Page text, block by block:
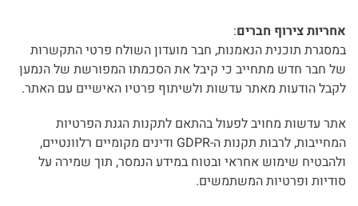
אחריות צירוף חברים:
במסגרת תוכנית הנאמנות, חבר מועדון השולח פרטי התקשרות
של חבר חדש מתחייב כי קיבל את הסכמתו המפורשת של הנמען
לקבל הודעות מאתר עדשות ולשיתוף פרטיו האישיים עם האתר.
אתר עדשות מחויב לפעול בהתאם לתקנות הגנת הפרטיות
המחייבות, לרבות תקנות ה-GDPR ודינים מקומיים רלוונטיים,
ולהבטיח שימוש אחראי ובטוח במידע הנמסר, תוך שמירה על
סודיות ופרטיות המשתמשים.